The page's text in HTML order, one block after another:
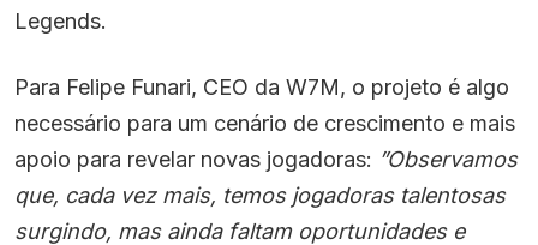
Legends.
Para Felipe Funari, CEO da W7M, o projeto é algo
necessário para um cenário de crescimento e mais
apoio para revelar novas jogadoras: ”Observamos
que, cada vez mais, temos jogadoras talentosas
surgindo, mas ainda faltam oportunidades e